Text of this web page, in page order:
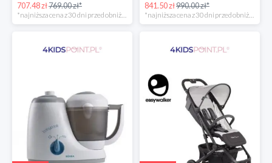
707.48 zł769.00 zł*
*najniższa cena z 30 dni przed obniżką
841.50 zł990.00 zł*
*najniższa cena z 30 dni przed obniżką